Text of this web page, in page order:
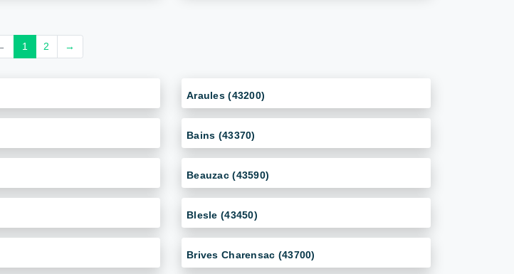
1 2 →
Araules (43200)
Bains (43370)
Beauzac (43590)
Blesle (43450)
Brives Charensac (43700)